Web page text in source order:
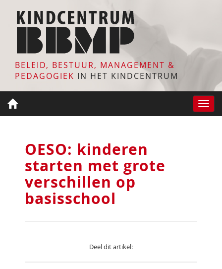
BELEID, BESTUUR, MANAGEMENT &
PEDAGOGIEK IN HET KINDCENTRUM
Toggle
OESO: kinderen
starten met grote
verschillen op
basisschool
Deel dit artikel: